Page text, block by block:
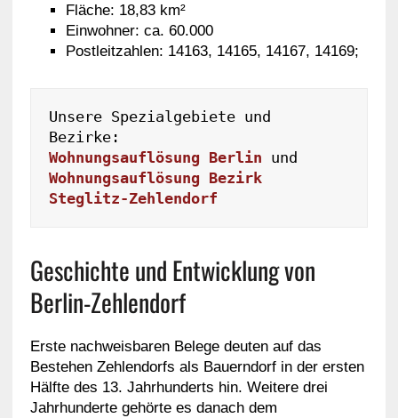
Fläche: 18,83 km²
Einwohner: ca. 60.000
Postleitzahlen: 14163, 14165, 14167, 14169;
Unsere Spezialgebiete und
Wohnungsauflösung Berlin
Wohnungsauflösung Bezirk
Steglitz-Zehlendorf
Geschichte und Entwicklung von
Berlin-Zehlendorf
Erste nachweisbaren Belege deuten auf das
Bestehen Zehlendorfs als Bauerndorf in der ersten
Hälfte des 13. Jahrhunderts hin. Weitere drei
Jahrhunderte gehörte es danach dem